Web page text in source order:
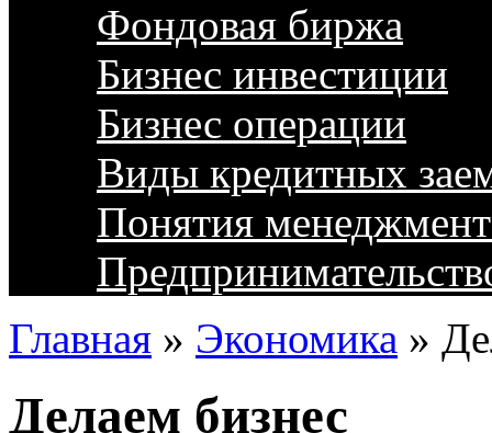
Фондовая биржа
Бизнес инвестиции
Бизнес операции
Виды кредитных
Понятия
Главная » Экономика »
Делаем бизнес